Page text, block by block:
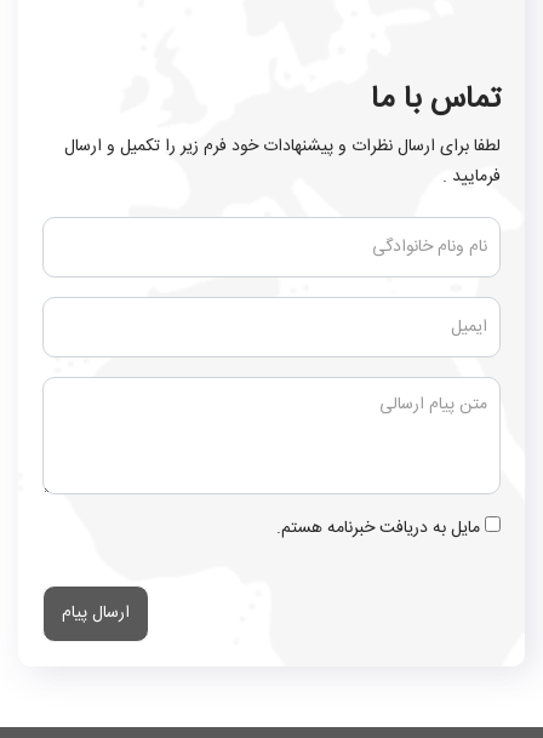
تماس با ما
لطفا برای ارسال نظرات و پیشنهادات خود فرم زیر را تکمیل و ارسال
فرمایید .
مایل به دریافت خبرنامه هستم.
ارسال پیام